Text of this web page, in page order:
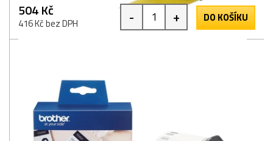
504 Kč
416 Kč bez DPH - + DO KOŠÍKU